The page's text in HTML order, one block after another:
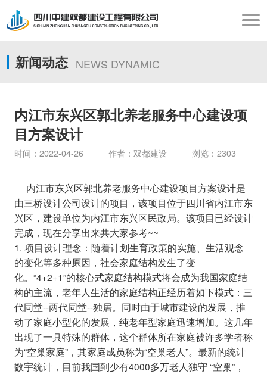
新闻动态 NEWS DYNAMIC
内江市东兴区郭北养老服务中心建设项
目方案设计
时间：2022-04-26 作者：双都建设 浏览：2303
内江市东兴区郭北养老服务中心建设项目方案设计是
由三桥设计公司设计的项目，该项目位于四川省内江市东
兴区，建设单位为内江市东兴区民政局。该项目已经设计
完成，现在分享出来共大家参考~~
1. 项目设计理念：随着计划生育政策的实施、生活观念
的变化等多种原因，社会家庭结构发生了变
化。“4+2+1”的核心式家庭结构模式将会成为我国家庭结
构的主流，老年人生活的家庭结构正经历着如下模式：三
代同堂--两代同堂--独居。同时由于城市建设的发展，推
动了家庭小型化的发展，纯老年型家庭迅速增加。这几年
出现了一具特殊的群体，这个群体所在家庭被许多学者称
为“空巢家庭”，其家庭成员称为“空巢老人”。最新的统计
数宇统计，目前我国到少有4000多万老人独守 “空巢”，